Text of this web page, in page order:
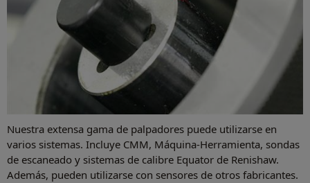
Nuestra extensa gama de palpadores puede utilizarse en
varios sistemas. Incluye CMM, Máquina-Herramienta, sondas
de escaneado y sistemas de calibre Equator de Renishaw.
Además, pueden utilizarse con sensores de otros fabricantes.